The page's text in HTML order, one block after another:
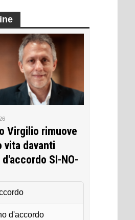
Virgilio rimuove
vita davanti
SI-NO-
d'accordo